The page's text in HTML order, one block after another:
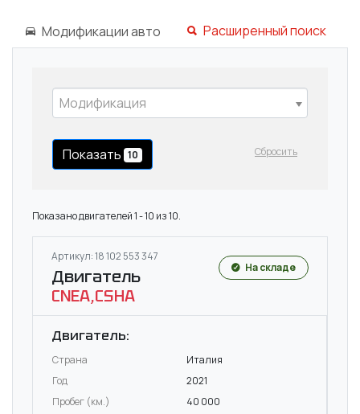
Модификации авто Расширенный поиск
Модификация
Показать 10 Сбросить
Показано двигателей 1 - 10 из 10.
Артикул: 18 102 553 347
Двигатель
CNEA,CSHA
На складе
Двигатель:
Страна
Италия
Год
2021
Пробег (км.)
40 000